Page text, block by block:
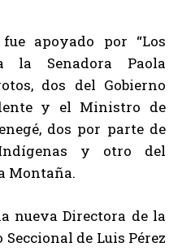
apoyado por “Los
la Senadora Paola
dos del Gobierno
y el Ministro de
dos por parte de
y otro del
Montaña.
nueva Directora de la
de Luis Pérez